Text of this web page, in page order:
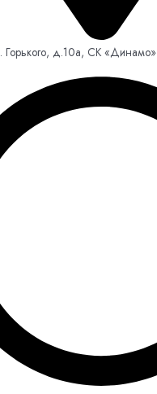
Горького, д.10а, СК «Динамо»